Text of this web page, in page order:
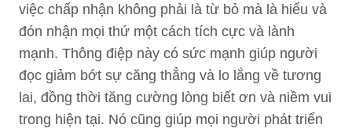
việc chấp nhận không phải là từ bỏ mà là hiểu và
đón nhận mọi thứ một cách tích cực và lành
mạnh. Thông điệp này có sức mạnh giúp người
đọc giảm bớt sự căng thẳng và lo lắng về tương
lai, đồng thời tăng cường lòng biết ơn và niềm vui
trong hiện tại. Nó cũng giúp mọi người phát triển